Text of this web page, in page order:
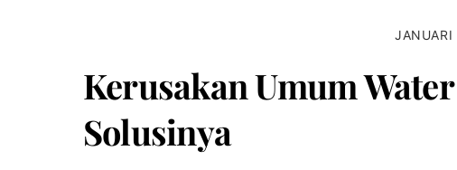
Kerusakan Umum
Solusinya